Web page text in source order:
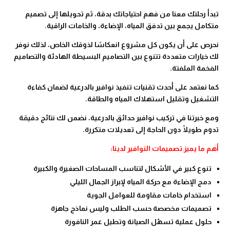
تبدأ رحلتك معنا من فهم احتياجاتك بدقة، ثم تحويلها إلى تصميم
متكامل يجمع بين تدفق المياه، الإضاءة، والخامات الراقية.
نحرص على أن يكون كل مشروع انعكاسًا لذوقك الخاص، لذلك نوفر
لك خيارات متعددة تتنوع بين التصاميم البسيطة الهادئة والتصاميم
الفخمة الملفتة.
كما نعتمد على أحدث تقنيات تنفيذ نوافير بالدرعية لضمان كفاءة
التشغيل وتقليل استهلاك المياه والطاقة.
ومع خبرتنا في تركيب نوافير حدائق بالدرعية، نضمن لك نتائج دقيقة
تدوم طويلًا دون الحاجة إلى تعديلات متكررة.
أهم ما يميز تصميمات النوافير لدينا:
تنوع كبير في الأشكال لتناسب المساحات الصغيرة والكبيرة
دمج الإضاءة مع حركة المياه لإبراز الجمال الليلي
استخدام خامات مقاومة للعوامل الجوية
تصميمات مخصصة حسب الطلب وليس نماذج جاهزة
حلول عملية تسهّل الصيانة وتطيل عمر النافورة